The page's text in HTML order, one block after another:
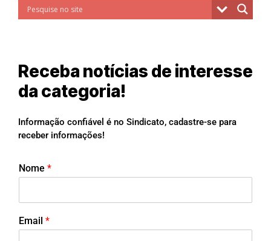
Receba notícias de interesse
da categoria!
Informação confiável é no Sindicato, cadastre-se para
receber informações!
Nome *
Email *